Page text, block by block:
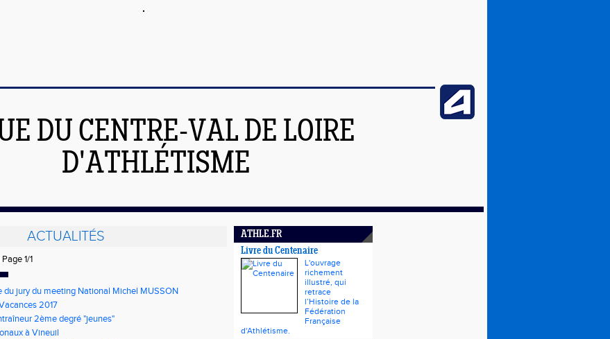
DU CENTRE-VAL DE LOIRE
D'ATHLÉTISME
ACTUALITÉS
1/1
du jury du meeting National Michel MUSSON
2017
2ème degré "jeunes"
à Vineuil
ATHLE.FR
Livre du Centenaire
L'ouvrage
richement
illustré, qui
retrace
l’Histoire de la
Fédération
Française
d'Athlétisme.